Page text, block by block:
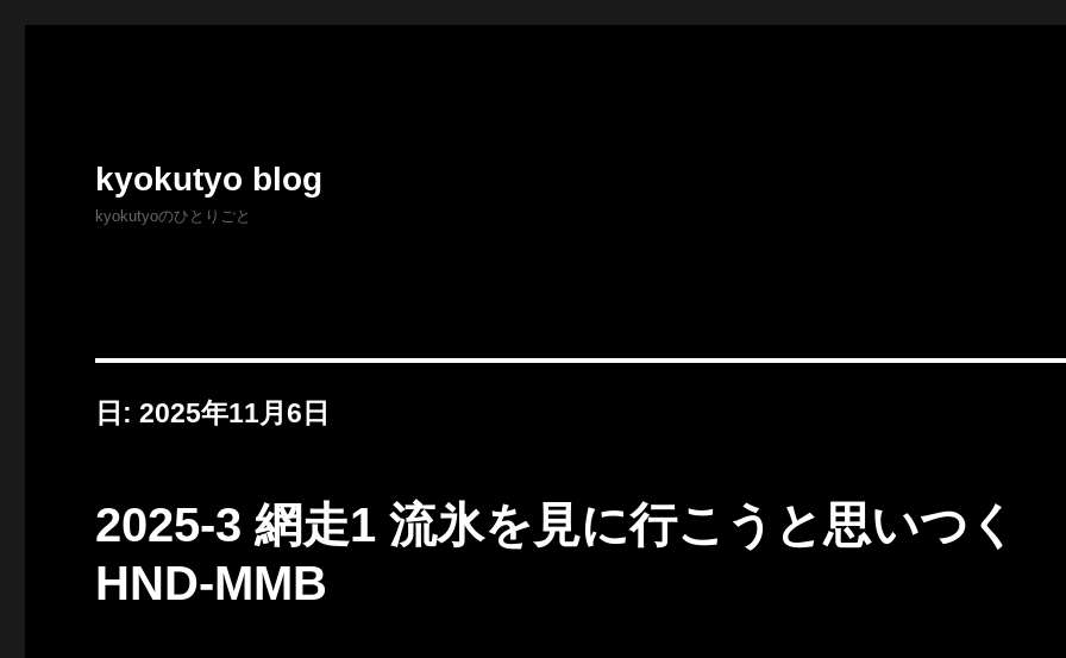
kyokutyo blog
kyokutyoのひとりごと
日:2025年11月6日
2025-3 網走1 流氷を見に行こうと思いつく
HND-MMB